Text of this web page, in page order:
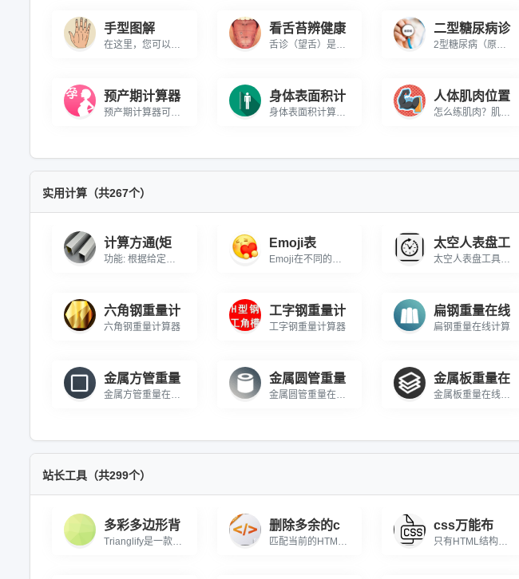
手型图解
在这里，您可以探索各种手型的特征、性格解析、潜在缺点和职业建议。只需选择手型，即可获得全面的个性化分析和建议。
看舌苔辨健康
舌诊（望舌）是中医诊断的核心方法，通过观察舌象变化精准判断健康状况。掌握舌尖→舌中→舌根→舌侧的正确观察顺序，学习舌体形态与舌苔厚薄的辨证要点。30秒快速自检+3分钟复检的科学流程，帮助早期发现亚健康问题，为疾病预防、中医养生提供可靠依据。了解舌苔健康自测技巧，获取个性化健康评估指南。
二型糖尿病诊
2型糖尿病（原称成人发病型糖尿病）是占比超90%的糖尿病类型，常见于35岁以上人群。解析胰岛素抵抗特征、口服降糖药治疗原理及中晚期胰岛素注射必要性，提供专业诊断指标计算工具。
预产期计算器
预产期计算器可以根据您的月经周期，轻松准确地进行预产期计算！整个预产期约为40周（280天），预产期计算方法是按末次月经时间的第一日算起，月份加9，日数加7。例如：末次月经是1月1日，加9个月为10月1日，再加7天，为10月8日。但是实际分娩日期与推算的预产期可能会相差1～2周，如果孕妇的末次月经日期记忆不清或月经不准，就需要医生代为测算预产期。
身体表面积计
身体表面积计算器是一个工具，它通过输入身高和体重来估算一个人的BSA。这些计算器可以基于多种不同的计算公式，例如杜波依斯（DuBois）、莫斯特勒（Mosteller）和海登（Haycock）公式等。不同的计算公式可能会产生略有差异的结果，但它们通常都会提供一个可靠的BSA估算。
人体肌肉位置
怎么练肌肉？肌肉页面整合人体肌肉，肌肉锻炼，锻炼肌肉的方法等，让您为自己轻松塑造完美体形，同时了解如何防止受伤的一些科普知识。
实用计算（共267个）
计算方通(矩
功能: 根据给定截面积，计算方通(矩形管)或圆管的理论长度\r\n公式: 长度 = 截面积 / 截面周长 (实际为体积/截面积，根据需求调整)\r\n注: 本工具基于“已知截面积求长度”场景，即材料横截面积固定时，要得到目标截面积所需长度\r\n实际应用: 已知一根材料的横截面积(如20x20mm方通，壁厚1mm)，需要铺满指定面积时求长度
Emoji表
Emoji在不同的系统或软件上的样式可能不尽相同，请以当前显示为准。Emoji,Emoji表情,Emoji符号,Emoji头像,Emoji表情包,Emoji表情大全,Emoji图片,Emoji代码,Emoji翻译器,颜文字,表情符号
太空人表盘工
太空人表盘工具站外调用代码（响应式设计，高度/宽度可自行调整）：
六角钢重量计
六角钢重量计算器
工字钢重量计
工字钢重量计算器
扁钢重量在线
扁钢重量在线计算
金属方管重量
金属方管重量在线计算 在线计算不锈钢方管的重量
金属圆管重量
金属圆管重量在线计算 在线计算不锈钢圆管的重量
金属板重量在
金属板重量在线计算 在线计算不锈钢板的重量
站长工具（共299个）
多彩多边形背
Trianglify是一款能够生成多彩的三角形网格背景的javascript库，该js插件可以生成非常好看的SVG背景图像，你可以将生成的背景图像下载保存为SVG文件。
删除多余的c
匹配当前的HTML结构，一键删除多余的除了和当前匹配的HTML无关的css
css万能布
只有HTML结构，没有CSS，一键自动生成匹配布局的CSS样式。这是一个万能布局排版工具！